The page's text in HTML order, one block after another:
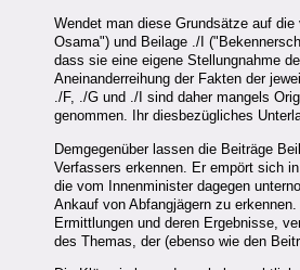
Wendet man diese Grundsätze auf
Osama") und Beilage ./I
dass sie eine eigene Stellungnahme
Aneinanderreihung der Fakten der
./F, ./G und ./I sind daher mangels
genommen. Ihr diesbezügliches
Demgegenüber lassen die Beiträge
Verfassers erkennen. Er empört sich
die vom Innenminister dagegen
Ankauf von Abfangjägern zu
Ermittlungen und deren Ergebnisse,
des Themas, der (ebenso wie den